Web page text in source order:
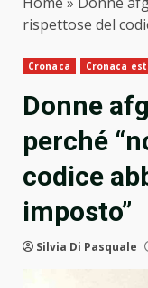
rispettose del
Cronaca Cronaca
Donne
perché
codice
imposto”
Silvia Di Pasquale